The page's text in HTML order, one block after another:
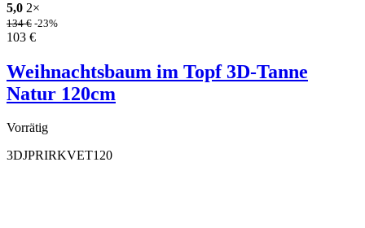
5,0 2×
134€ -23%
103 €
Weihnachtsbaum im Topf 3D-Tanne
Natur 120cm
Vorrätig
3DJPRIRKVET120